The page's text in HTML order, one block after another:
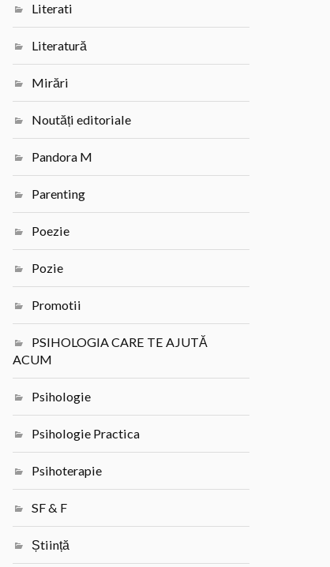
Literati
Literatură
Mirări
Noutăți editoriale
Pandora M
Parenting
Poezie
Pozie
Promotii
PSIHOLOGIA CARE TE AJUTĂ
ACUM
Psihologie
Psihologie Practica
Psihoterapie
SF & F
Știință